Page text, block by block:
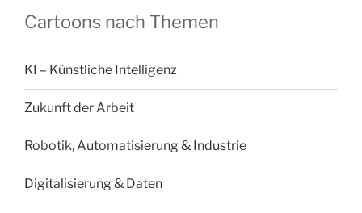
Cartoons nach Themen
KI – Künstliche Intelligenz
Zukunft der Arbeit
Robotik, Automatisierung & Industrie
Digitalisierung & Daten